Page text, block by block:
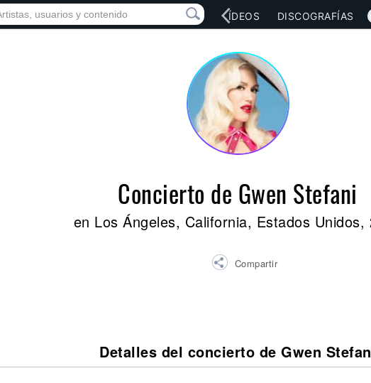
ARTISTAS RED SOCIAL MÚSICA VÍDEOS DISCOGRAFÍAS
Concierto de Gwen Stefani
en Los Ángeles, California, Estados Unidos,
Compartir
Detalles del concierto de Gwen